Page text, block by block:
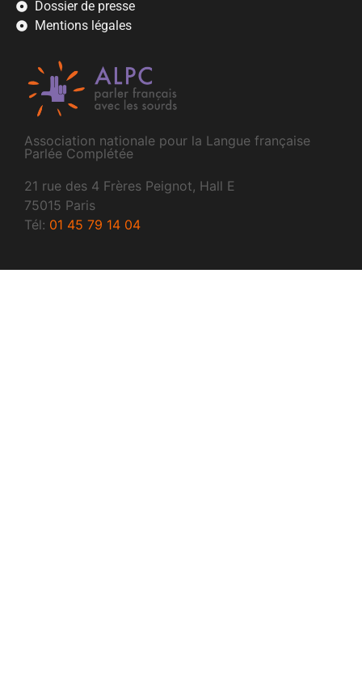
Association nationale pour la Langue française
Parlée Complétée
21 rue des 4 Frères Peignot, Hall E
75015 Paris
Tél: 01 45 79 14 04
Dossier de presse
Mentions légales